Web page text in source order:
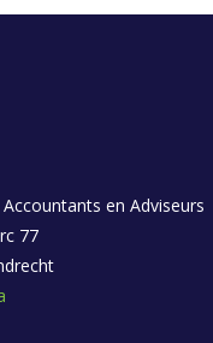
en Adviseurs
77